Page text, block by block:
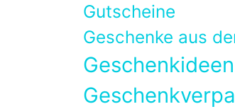
Gutscheine
Geschenke aus